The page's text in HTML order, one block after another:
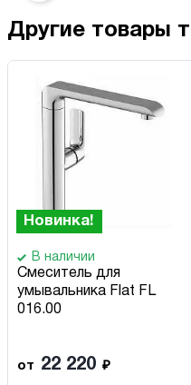
Другие товары
Новинка!
В наличии
Смеситель для
умывальника Flat FL
016.00
от 22 220 ₽